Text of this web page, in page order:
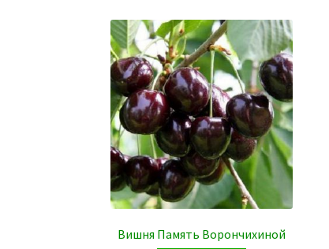
Вишня Память Ворончихиной